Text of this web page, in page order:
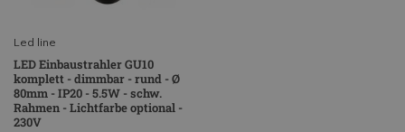
Led line
LED Einbaustrahler GU10
komplett - dimmbar - rund - Ø
80mm - IP20 - 5.5W - schw.
Rahmen - Lichtfarbe optional -
230V